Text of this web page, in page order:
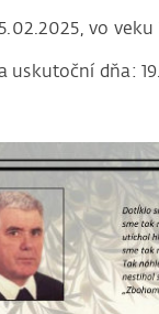
vo veku
uskutoční dňa: